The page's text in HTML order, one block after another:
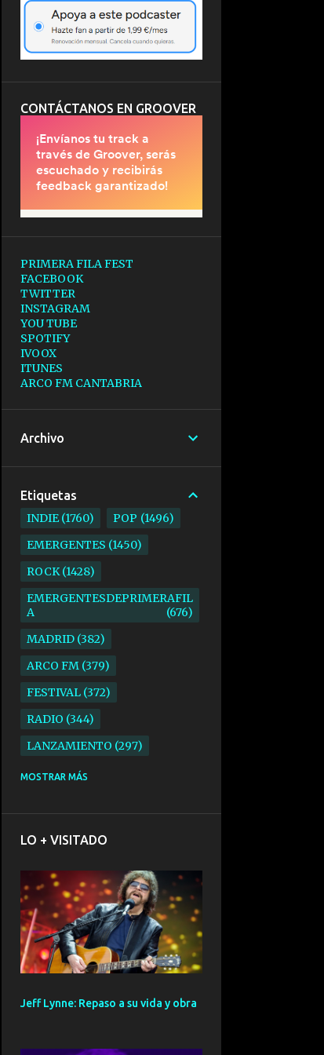
CONTÁCTANOS EN GROOVER
PRIMERA FILA FEST
FACEBOOK
TWITTER
INSTAGRAM
YOU TUBE
SPOTIFY
IVOOX
ITUNES
ARCO FM CANTABRIA
Archivo
Etiquetas
INDIE 1760 POP 1496
EMERGENTES 1450
ROCK 1428
EMERGENTESDEPRIMERAFIL
A
676
MADRID 382
ARCO FM 379
FESTIVAL 372
RADIO 344
LANZAMIENTO 297
ELECTRONICA
BARCELONA 191
ELECTROINDIE 189
PRIMERA FILA FEST
188
ELECTROPOP 185
PUNK
MOSTRAR MÁS
LO + VISITADO
Jeff Lynne: Repaso a su vida y obra